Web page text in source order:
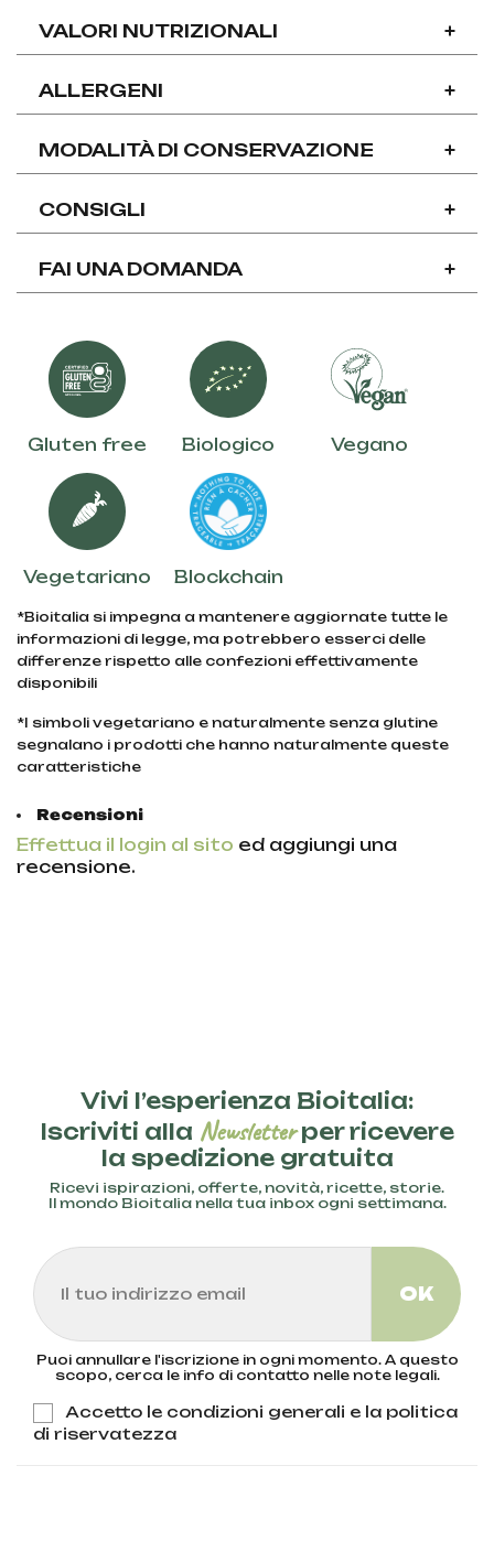
VALORI NUTRIZIONALI +
ALLERGENI +
MODALITÀ DI CONSERVAZIONE +
CONSIGLI +
FAI UNA DOMANDA +
Gluten free Biologico Vegano
Vegetariano Blockchain
*Bioitalia si impegna a mantenere aggiornate tutte le
informazioni di legge, ma potrebbero esserci delle
differenze rispetto alle confezioni effettivamente
disponibili
*I simboli vegetariano e naturalmente senza glutine
segnalano i prodotti che hanno naturalmente queste
caratteristiche
Recensioni
Effettua il login al sito ed aggiungi una
recensione.
Vivi l’esperienza Bioitalia:
Iscriviti alla Newsletterper ricevere
la spedizione gratuita
Ricevi ispirazioni, offerte, novità, ricette, storie.
Il mondo Bioitalia nella tua inbox ogni settimana.
Puoi annullare l'iscrizione in ogni momento. A questo
scopo, cerca le info di contatto nelle note legali.
Accetto le condizioni generali e la politica
di riservatezza